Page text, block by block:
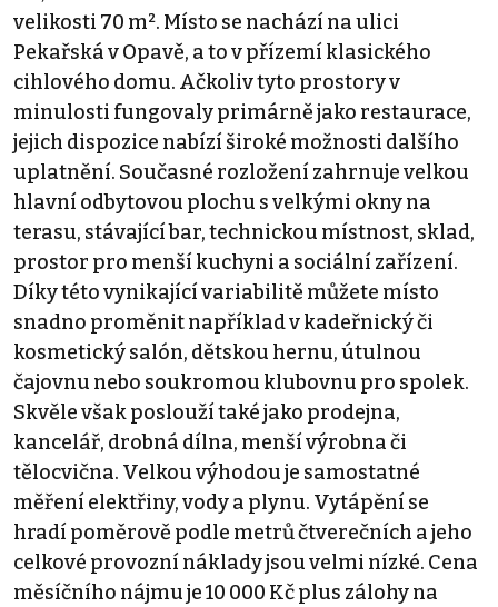
velikosti 70 m². Místo se nachází na ulici
Pekařská v Opavě, a to v přízemí klasického
cihlového domu. Ačkoliv tyto prostory v
minulosti fungovaly primárně jako restaurace,
jejich dispozice nabízí široké možnosti dalšího
uplatnění. Současné rozložení zahrnuje velkou
hlavní odbytovou plochu s velkými okny na
terasu, stávající bar, technickou místnost, sklad,
prostor pro menší kuchyni a sociální zařízení.
Díky této vynikající variabilitě můžete místo
snadno proměnit například v kadeřnický či
kosmetický salón, dětskou hernu, útulnou
čajovnu nebo soukromou klubovnu pro spolek.
Skvěle však poslouží také jako prodejna,
kancelář, drobná dílna, menší výrobna či
tělocvična. Velkou výhodou je samostatné
měření elektřiny, vody a plynu. Vytápění se
hradí poměrově podle metrů čtverečních a jeho
celkové provozní náklady jsou velmi nízké. Cena
měsíčního nájmu je 10 000 Kč plus zálohy na